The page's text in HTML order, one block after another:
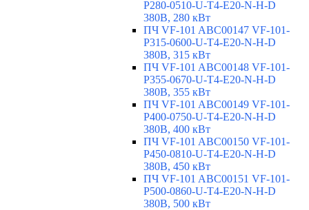
P280-0510-U-T4-E20-N-H-D
380В, 280 кВт
ПЧ VF-101 ABC00147 VF-101-
P315-0600-U-T4-E20-N-H-D
380В, 315 кВт
ПЧ VF-101 ABC00148 VF-101-
P355-0670-U-T4-E20-N-H-D
380В, 355 кВт
ПЧ VF-101 ABC00149 VF-101-
P400-0750-U-T4-E20-N-H-D
380В, 400 кВт
ПЧ VF-101 ABC00150 VF-101-
P450-0810-U-T4-E20-N-H-D
380В, 450 кВт
ПЧ VF-101 ABC00151 VF-101-
P500-0860-U-T4-E20-N-H-D
380В, 500 кВт